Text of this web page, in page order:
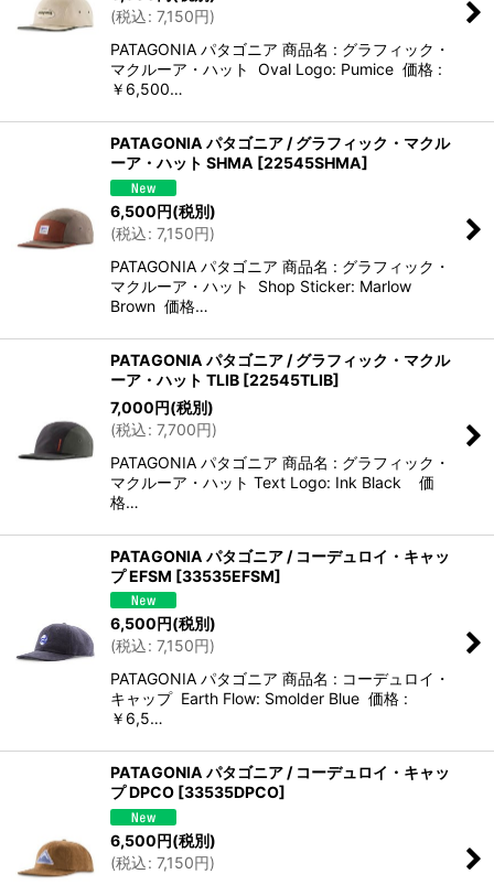
(税込: 7,150円)
PATAGONIA パタゴニア 商品名 : グラフィック・
マクルーア・ハット Oval Logo: Pumice 価格 :
￥6,500…
PATAGONIA パタゴニア / グラフィック・マクル
ーア・ハット SHMA [22545SHMA]
6,500円(税別)
(税込: 7,150円)
PATAGONIA パタゴニア 商品名 : グラフィック・
マクルーア・ハット Shop Sticker: Marlow
Brown 価格…
PATAGONIA パタゴニア / グラフィック・マクル
ーア・ハット TLIB [22545TLIB]
7,000円(税別)
(税込: 7,700円)
PATAGONIA パタゴニア 商品名 : グラフィック・
マクルーア・ハット Text Logo: Ink Black 価
格…
PATAGONIA パタゴニア / コーデュロイ・キャッ
プ EFSM [33535EFSM]
6,500円(税別)
(税込: 7,150円)
PATAGONIA パタゴニア 商品名 : コーデュロイ・
キャップ Earth Flow: Smolder Blue 価格 :
￥6,5…
PATAGONIA パタゴニア / コーデュロイ・キャッ
プ DPCO [33535DPCO]
6,500円(税別)
(税込: 7,150円)